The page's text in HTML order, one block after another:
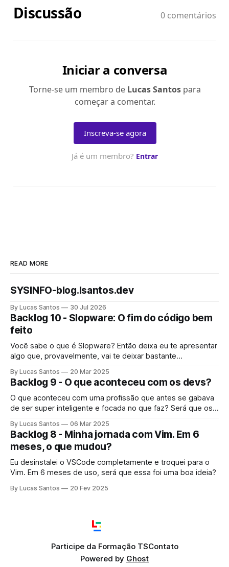
READ MORE
SYSINFO-blog.lsantos.dev
By Lucas Santos 30 Jul 2026
Backlog 10 - Slopware: O fim do código bem
feito
Você sabe o que é Slopware? Então deixa eu te apresentar
algo que, provavelmente, vai te deixar bastante
By Lucas Santos 20 Mar 2025
Backlog 9 - O que aconteceu com os devs?
O que aconteceu com uma profissão que antes se gabava
de ser super inteligente e focada no que faz? Será que os
By Lucas Santos 06 Mar 2025
Backlog 8 - Minha jornada com Vim. Em 6
meses, o que mudou?
Eu desinstalei o VSCode completamente e troquei para o
Vim. Em 6 meses de uso, será que essa foi uma boa ideia?
By Lucas Santos 20 Fev 2025
Participe da Formação TSContato
Powered by Ghost